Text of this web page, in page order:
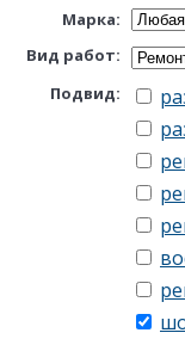
Марка:
Вид работ:
Подвид: